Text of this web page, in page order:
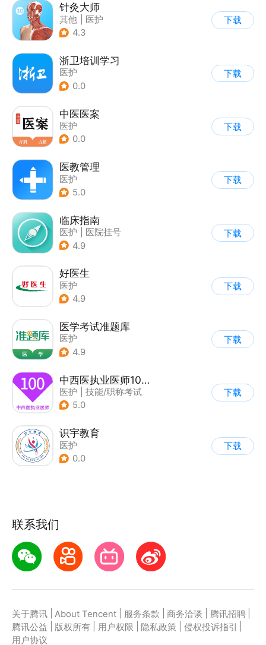
针灸大师
其他
医护
4.3
下载
浙卫培训学习
医护
0.0
下载
中医医案
医护
0.0
下载
医教管理
医护
5.0
下载
临床指南
医护
医院挂号
4.9
下载
好医生
医护
4.9
下载
医学考试准题库
医护
4.9
下载
中西医执业医师100题库
医护
技能/职称考试
5.0
下载
识宇教育
医护
0.0
下载
联系我们
关于腾讯 About Tencent 服务条款 商务洽谈 腾讯招聘
腾讯公益
版权所有 用户权限 隐私政策 侵权投诉指引
用户协议